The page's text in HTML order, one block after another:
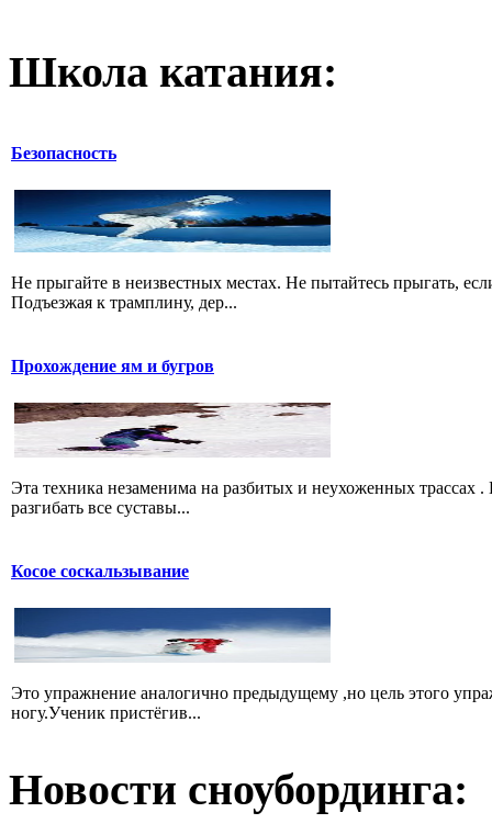
Школа катания:
Безопасность
Не прыгайте в неизвестных местах. Не пытайтесь прыгать,
Подъезжая к трамплину, дер...
Прохождение ям и бугров
Эта техника незаменима на разбитых и неухоженных
разгибать все суставы...
Косое соскальзывание
Это упражнение аналогично предыдущему ,но цель этого
ногу.Ученик пристёгив...
Новости сноубординга: